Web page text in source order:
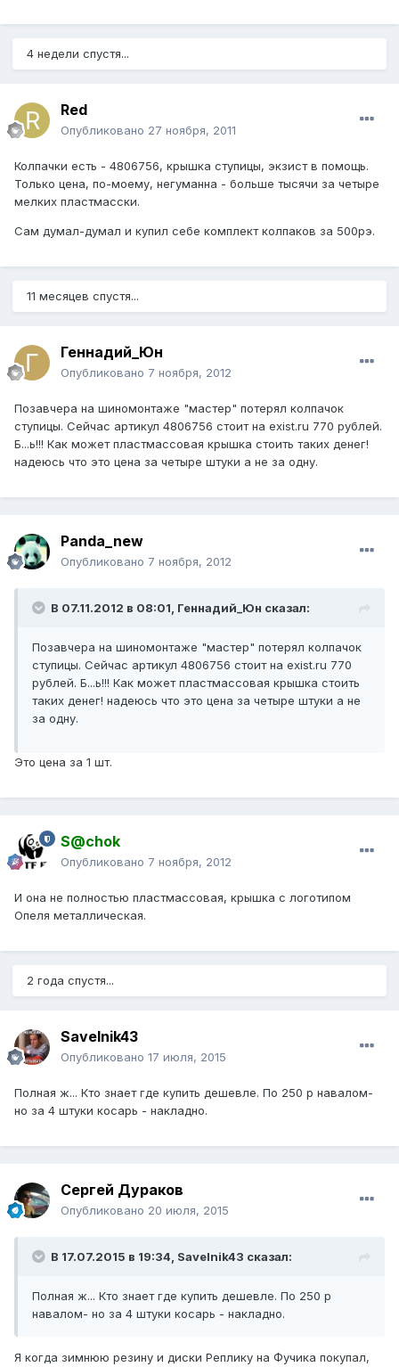
4 недели спустя...
Red
Опубликовано 27 ноября, 2011
Колпачки есть - 4806756, крышка ступицы, экзист в помощь.
Только цена, по-моему, негуманна - больше тысячи за четыре
мелких пластмасски.
Сам думал-думал и купил себе комплект колпаков за 500рэ.
11 месяцев спустя...
Геннадий_Юн
Опубликовано 7 ноября, 2012
Позавчера на шиномонтаже "мастер" потерял колпачок
ступицы. Сейчас артикул 4806756 стоит на exist.ru 770 рублей.
Б...ь!!! Как может пластмассовая крышка стоить таких денег!
надеюсь что это цена за четыре штуки а не за одну.
Panda_new
Опубликовано 7 ноября, 2012
В 07.11.2012 в 08:01, Геннадий_Юн сказал:
Позавчера на шиномонтаже "мастер" потерял колпачок
ступицы. Сейчас артикул 4806756 стоит на exist.ru 770
рублей. Б...ь!!! Как может пластмассовая крышка стоить
таких денег! надеюсь что это цена за четыре штуки а не
за одну.
Это цена за 1 шт.
S@chok
Опубликовано 7 ноября, 2012
И она не полностью пластмассовая, крышка с логотипом
Опеля металлическая.
2 года спустя...
Savelnik43
Опубликовано 17 июля, 2015
Полная ж... Кто знает где купить дешевле. По 250 р навалом-
но за 4 штуки косарь - накладно.
Сергей Дураков
Опубликовано 20 июля, 2015
В 17.07.2015 в 19:34, Savelnik43 сказал:
Полная ж... Кто знает где купить дешевле. По 250 р
навалом- но за 4 штуки косарь - накладно.
Я когда зимнюю резину и диски Реплику на Фучика покупал,